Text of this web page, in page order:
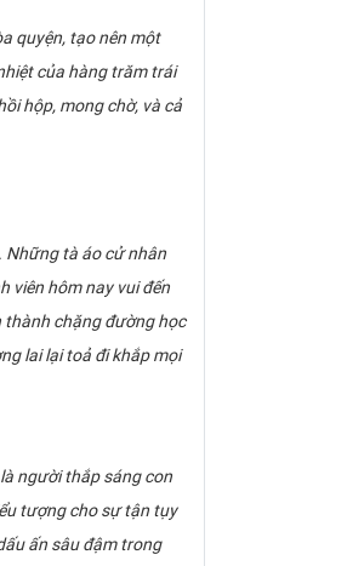
quyện, tạo nên một
của hàng trăm trái
hộp, mong chờ, và cả
Những tà áo cử nhân
viên hôm nay vui đến
thành chặng đường học
lai lại toả đi khắp mọi
người thắp sáng con
tượng cho sự tận tụy
ấn sâu đậm trong